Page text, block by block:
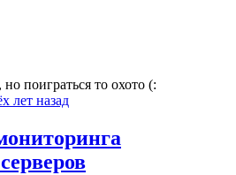
поиграться то охото (:
лет назад